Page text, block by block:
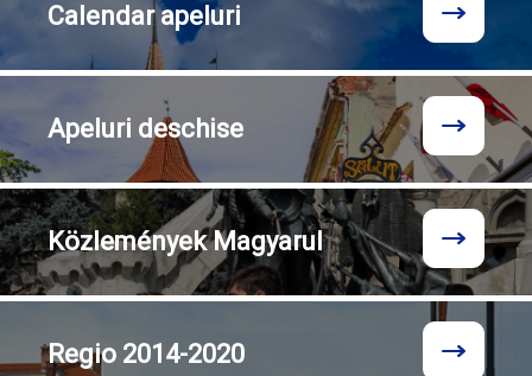
Calendarapeluri
Apeluri deschise
KözleményekMagyarul
Regio 2014-2020